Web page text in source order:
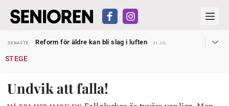
SENASTE
Reform för äldre kan bli slag i luften
31 JUL
SENASTE
SENASTE
Liten höjning av garantipensionen
SENASTE
Sven Hagströmer sommarpratar
SENASTE
Reform för äldre kan bli slag i luften 31 JUL
STEGE
Undvik att falla!